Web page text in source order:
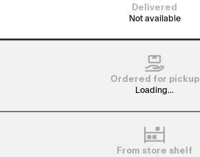
Delivered
Not available
Ordered for pickup
Loading...
From store shelf